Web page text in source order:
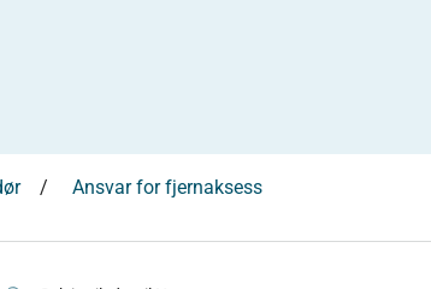
Ansvar for fjernaksess